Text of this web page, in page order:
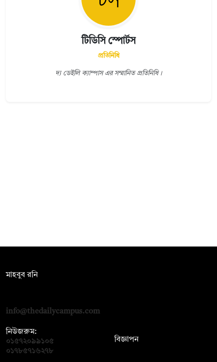
টিডিসি স্পোর্টস
প্রতিনিধি
দ্য ডেইলি ক্যাম্পাস এর সম্মানিত প্রতিনিধি।
মাহবুব রনি
info@thedailycampus.com
নিউজরুম:
০১৫৭২০৯৯১০৫
০১৭৮৫৭১৬২৭৮
বিজ্ঞাপন